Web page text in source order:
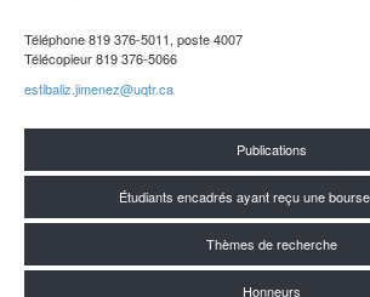
Téléphone 819 376-5011, poste 4007
Télécopieur 819 376-5066
estibaliz.jimenez@uqtr.ca
Publications
Étudiants encadrés ayant reçu une
Thèmes de recherche
Honneurs